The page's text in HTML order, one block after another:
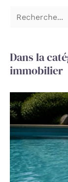
Dans la
immobilier